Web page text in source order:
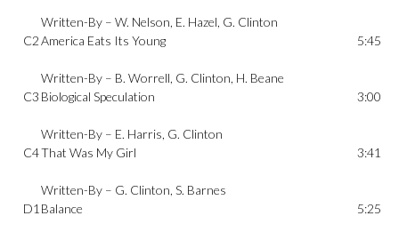
Written-By –W. Nelson, E. Hazel, G. Clinton
C2America Eats Its Young
Written-By – B. Worrell, G. Clinton, H. Beane
5:45
C3 Biological Speculation
Written-By – E. Harris, G. Clinton
3:00
C4That Was My Girl
Written-By – G. Clinton,S. Barnes
3:41
D1 Balance 5:25